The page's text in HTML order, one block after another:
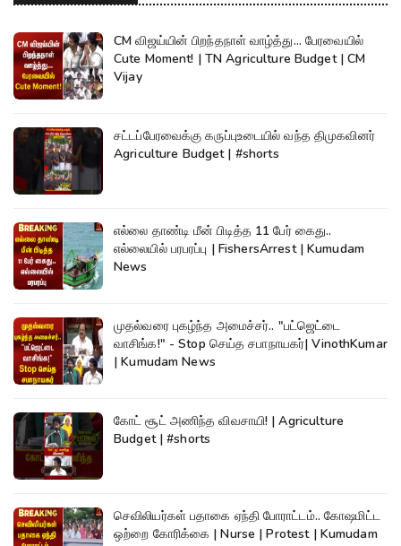
CM விஜய்யின் பிறந்தநாள் வாழ்த்து... பேரவையில்
Cute Moment! | TN Agriculture Budget | CM
Vijay
சட்டப்பேரவைக்கு கருப்புஉடையில் வந்த திமுகவினர்
Agriculture Budget | #shorts
எல்லை தாண்டி மீன் பிடித்த 11 பேர் கைது..
எல்லையில் பரபரப்பு | FishersArrest | Kumudam
News
முதல்வரை புகழ்ந்த அமைச்சர்.. "பட்ஜெட்டை
வாசிங்க!" - Stop செய்த சபாநாயகர்| VinothKumar
| Kumudam News
கோட் சூட் அணிந்த விவசாயி! | Agriculture
Budget | #shorts
செவிலியர்கள் பதாகை ஏந்தி போராட்டம்.. கோஷமிட்ட
ஒற்றை கோரிக்கை | Nurse | Protest | Kumudam